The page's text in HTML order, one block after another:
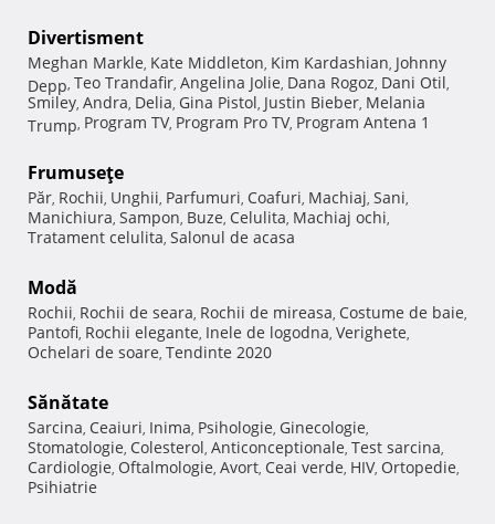
Divertisment
Meghan Markle, Kate Middleton, Kim Kardashian, Johnny
Depp, Teo Trandafir, Angelina Jolie, Dana Rogoz, Dani Otil,
Smiley, Andra, Delia, Gina Pistol, Justin Bieber, Melania
Trump, Program TV, Program Pro TV, Program Antena 1
Frumuseţe
Păr, Rochii, Unghii, Parfumuri, Coafuri, Machiaj, Sani,
Manichiura, Sampon, Buze, Celulita, Machiaj ochi,
Tratament celulita, Salonul de acasa
Modă
Rochii, Rochii de seara, Rochii de mireasa, Costume de baie,
Pantofi, Rochii elegante, Inele de logodna, Verighete,
Ochelari de soare, Tendinte 2020
Sănătate
Sarcina, Ceaiuri, Inima, Psihologie, Ginecologie,
Stomatologie, Colesterol, Anticonceptionale, Test sarcina,
Cardiologie, Oftalmologie, Avort, Ceai verde, HIV, Ortopedie,
Psihiatrie